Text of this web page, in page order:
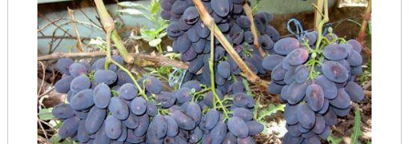
Саженцы плодовые
Сирень